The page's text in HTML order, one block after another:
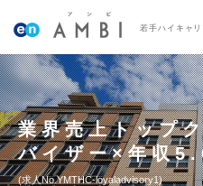
若手ハイキャ
業界売上トップ
バイザー×年収
求人No.YMTHC-loyaladvisory1